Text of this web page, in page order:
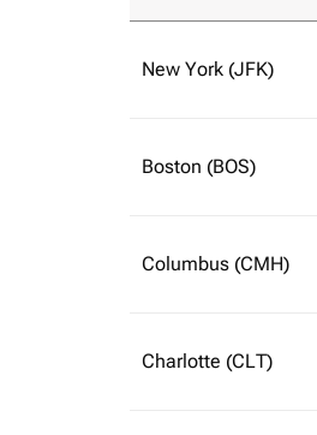
New York (JFK)
Boston (BOS)
Columbus (CMH)
Charlotte (CLT)